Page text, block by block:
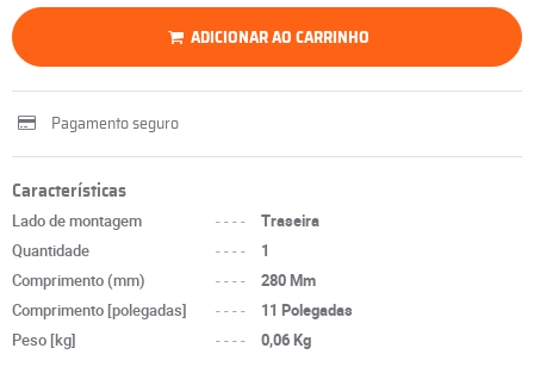
ADICIONAR AO CARRINHO
Pagamento seguro
Características
Lado de montagem ----
Traseira
Quantidade
----
1
Comprimento (mm)
----
280 Mm
Comprimento [polegadas]
----
11 Polegadas
Peso [kg]
---- 0,06 Kg